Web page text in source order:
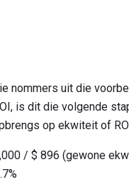
nommers uit die
is dit die volgende
op ekwiteit of
/ $ 896 (gewone